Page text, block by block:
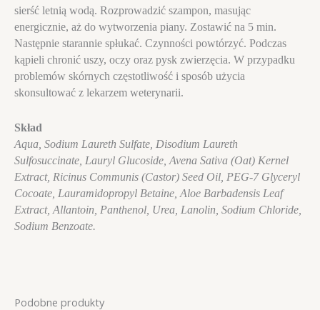
sierść letnią wodą. Rozprowadzić szampon, masując
energicznie, aż do wytworzenia piany. Zostawić na 5 min.
Następnie starannie spłukać. Czynności powtórzyć. Podczas
kąpieli chronić uszy, oczy oraz pysk zwierzęcia. W przypadku
problemów skórnych częstotliwość i sposób użycia
skonsultować z lekarzem weterynarii.
Skład
Aqua, Sodium Laureth Sulfate, Disodium Laureth
Sulfosuccinate, Lauryl Glucoside, Avena Sativa (Oat) Kernel
Extract, Ricinus Communis (Castor) Seed Oil, PEG-7 Glyceryl
Cocoate, Lauramidopropyl Betaine, Aloe Barbadensis Leaf
Extract, Allantoin, Panthenol, Urea, Lanolin, Sodium Chloride,
Sodium Benzoate.
Podobne produkty